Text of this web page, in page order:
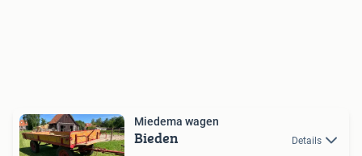
Miedema wagen
Bieden Details